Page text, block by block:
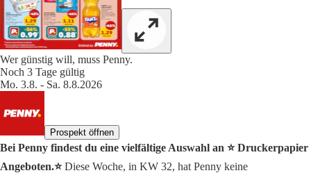
Wer günstig will, muss Penny.
Noch 3 Tage gültig
Mo. 3.8. - Sa. 8.8.2026
Prospekt öffnen
Bei Penny findest du eine vielfältige Auswahl an ⭐️ Druckerpapier
Angeboten.⭐️Diese Woche, in KW 32, hat Penny keine